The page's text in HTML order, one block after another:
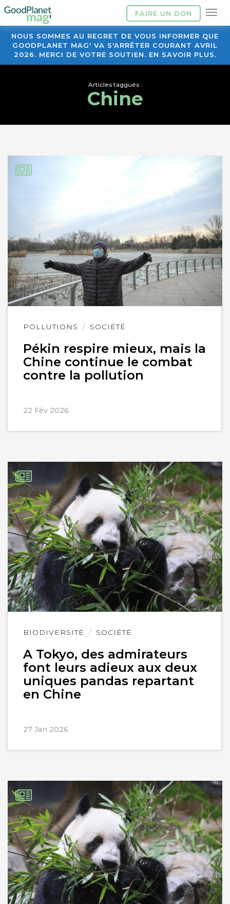
FAIRE UN DON
NOUS SOMMES AU REGRET DE VOUS INFORMER QUE
GOODPLANET MAG' VA S'ARRÊTER COURANT AVRIL
2026. MERCI DE VOTRE SOUTIEN. EN SAVOIR PLUS.
Articles taggués :
Chine
POLLUTIONS SOCIÉTÉ
Pékin respire mieux, mais la
Chine continue le combat
contre la pollution
22 Fév 2026
Lire
BIODIVERSITÉ SOCIÉTÉ
A Tokyo, des admirateurs
font leurs adieux aux deux
uniques pandas repartant
en Chine
27 Jan 2026
Lire